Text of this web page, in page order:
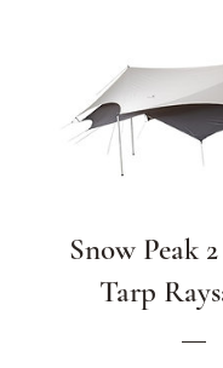
Snow Peak
Tarp